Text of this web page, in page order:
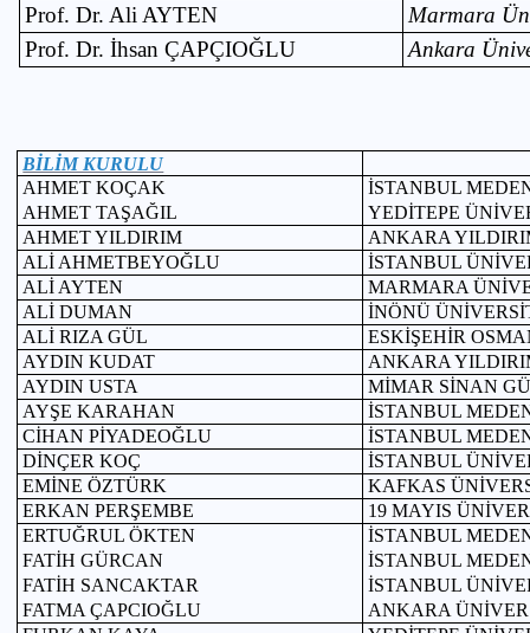
Prof. Dr. Ali AYTEN
Marmara
Prof. Dr. İhsan ÇAPÇIOĞLU
Ankara
BİLİM KURULU
AHMET KOÇAK
İSTANBUL
AHMET TAŞAĞIL
YEDİTEPE
AHMET YILDIRIM
ANKARA
ALİ AHMETBEYOĞLU
İSTANBUL
ALİ AYTEN
MARMARA
ALİ DUMAN
İNÖNÜ
ALİ RIZA GÜL
ESKİŞEHİR
AYDIN KUDAT
ANKARA
AYDIN USTA
MİMAR SİNAN
AYŞE KARAHAN
İSTANBUL
CİHAN PİYADEOĞLU
İSTANBUL
DİNÇER KOÇ
İSTANBUL
EMİNE ÖZTÜRK
KAFKAS
ERKAN PERŞEMBE
19 MAYIS
ERTUĞRUL ÖKTEN
İSTANBUL
FATİH GÜRCAN
İSTANBUL
FATİH SANCAKTAR
İSTANBUL
FATMA ÇAPCIOĞLU
ANKARA